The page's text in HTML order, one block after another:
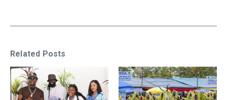
Related Posts